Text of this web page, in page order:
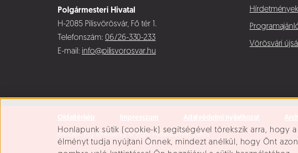
Süti beállítások
Honlapunk sütik (cookie-k) segítségével törekszik arra, hogy
élményt tudja nyújtani Önnek, mindezt anélkül, hogy Önt
Polgármesteri Hivatal
H-2085 Pilisvörösvár, Fő tér 1.
Telefonszám: 06/26-330-233
E-mail: info@pilisvorosvar.hu
Hírdetmények
Vörösvári
Minden jog fenntartva © 2026 Pilisvörösvár Város